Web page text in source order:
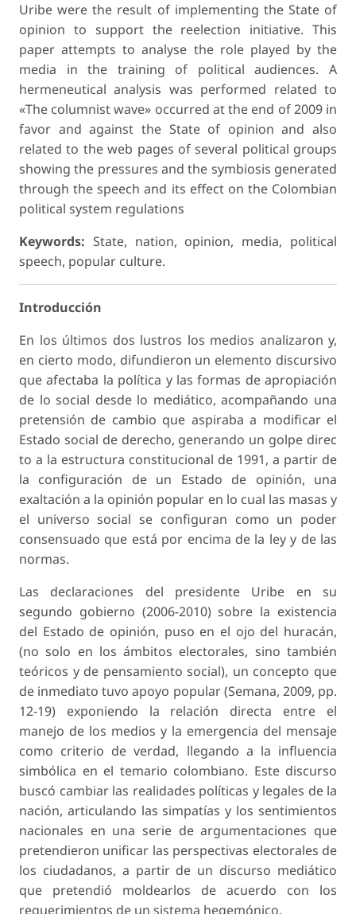
Uribe were the result of implementing the State of
opinion to support the reelection initiative. This
paper attempts to analyse the role played by the
media in the training of political audiences. A
hermeneutical analysis was performed related to
«The columnist wave» occurred at the end of 2009 in
favor and against the State of opinion and also
related to the web pages of several political groups
showing the pressures and the symbiosis generated
through the speech and its effect on the Colombian
political system regulations
Keywords: State, nation, opinion, media, political
speech, popular culture.
Introducción
En los últimos dos lustros los medios analizaron y,
en cierto modo, difundieron un elemento discursivo
que afectaba la política y las formas de apropiación
de lo social desde lo mediático, acompañando una
pretensión de cambio que aspiraba a modificar el
Estado social de derecho, generando un golpe direc
to a la estructura constitucional de 1991, a partir de
la configuración de un Estado de opinión, una
exaltación a la opinión popular en lo cual las masas y
el universo social se configuran como un poder
consensuado que está por encima de la ley y de las
normas.
Las declaraciones del presidente Uribe en su
segundo gobierno (2006-2010) sobre la existencia
del Estado de opinión, puso en el ojo del huracán,
(no solo en los ámbitos electorales, sino también
teóricos y de pensamiento social), un concepto que
de inmediato tuvo apoyo popular (Semana, 2009, pp.
12-19) exponiendo la relación directa entre el
manejo de los medios y la emergencia del mensaje
como criterio de verdad, llegando a la influencia
simbólica en el temario colombiano. Este discurso
buscó cambiar las realidades políticas y legales de la
nación, articulando las simpatías y los sentimientos
nacionales en una serie de argumentaciones que
pretendieron unificar las perspectivas electorales de
los ciudadanos, a partir de un discurso mediático
que pretendió moldearlos de acuerdo con los
requerimientos de un sistema hegemónico.